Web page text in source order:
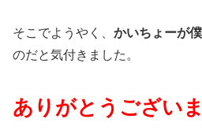
そこでようやく、 かいちょーが
のだと気付きました。
ありがとうござい